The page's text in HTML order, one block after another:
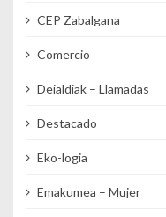
CEP Zabalgana
Comercio
Deialdiak – Llamadas
Destacado
Eko-logia
Emakumea – Mujer